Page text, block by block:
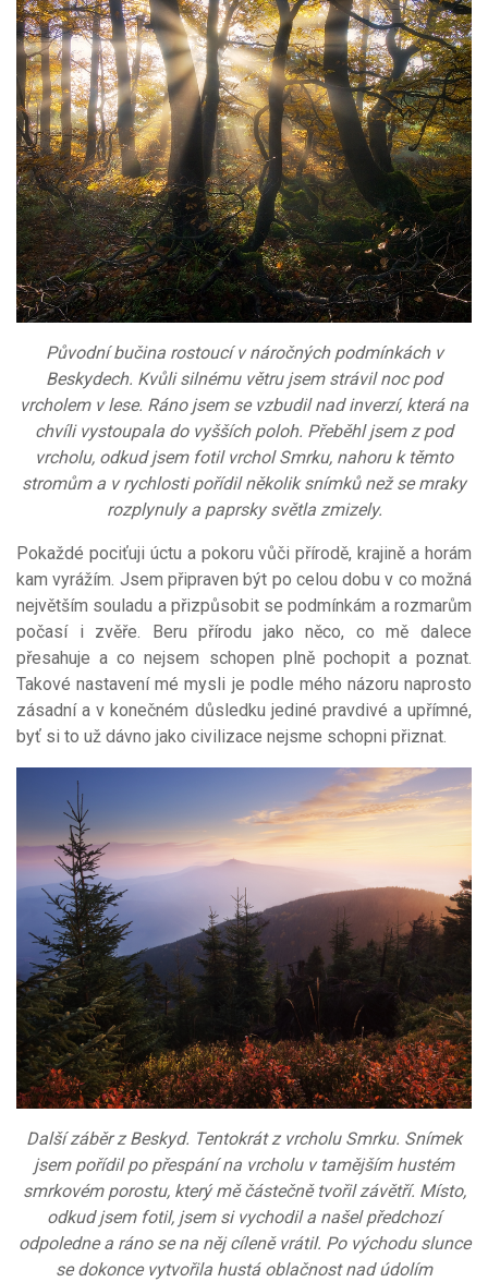
Původní bučina rostoucí v náročných podmínkách v
Beskydech. Kvůli silnému větru jsem strávil noc pod
vrcholem v lese. Ráno jsem se vzbudil nad inverzí, která na
chvíli vystoupala do vyšších poloh. Přeběhl jsem z pod
vrcholu, odkud jsem fotil vrchol Smrku, nahoru k těmto
stromům a v rychlosti pořídil několik snímků než se mraky
rozplynuly a paprsky světla zmizely.
Pokaždé pociťuji úctu a pokoru vůči přírodě, krajině a horám
kam vyrážím. Jsem připraven být po celou dobu v co možná
největším souladu a přizpůsobit se podmínkám a rozmarům
počasí i zvěře. Beru přírodu jako něco, co mě dalece
přesahuje a co nejsem schopen plně pochopit a poznat.
Takové nastavení mé mysli je podle mého názoru naprosto
zásadní a v konečném důsledku jediné pravdivé a upřímné,
byť si to už dávno jako civilizace nejsme schopni přiznat.
Další záběr z Beskyd. Tentokrát z vrcholu Smrku. Snímek
jsem pořídil po přespání na vrcholu v tamějším hustém
smrkovém porostu, který mě částečně tvořil závětří. Místo,
odkud jsem fotil, jsem si vychodil a našel předchozí
odpoledne a ráno se na něj cíleně vrátil. Po východu slunce
se dokonce vytvořila hustá oblačnost nad údolím